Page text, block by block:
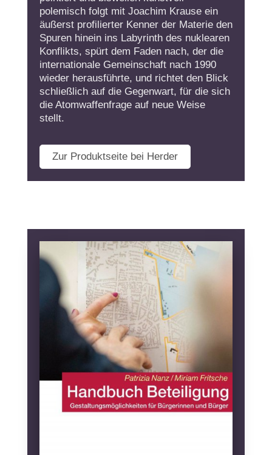
polemisch folgt mit Joachim Krause ein
äußerst profilierter Kenner der Materie den
Spuren hinein ins Labyrinth des nuklearen
Konflikts, spürt dem Faden nach, der die
internationale Gemeinschaft nach 1990
wieder herausführte, und richtet den Blick
schließlich auf die Gegenwart, für die sich
die Atomwaffenfrage auf neue Weise
stellt.
Zur Produktseite bei Herder